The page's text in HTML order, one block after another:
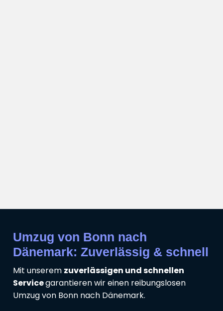
Umzug von Bonn nach
Dänemark: Zuverlässig & schnell
Mit unserem zuverlässigen und schnellen
Servicegarantieren wir einen reibungslosen
Umzug von Bonn nach Dänemark.